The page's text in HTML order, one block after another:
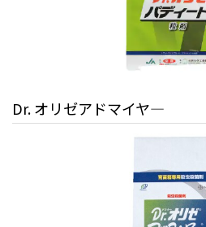
Dr. オリゼアドマイヤ―